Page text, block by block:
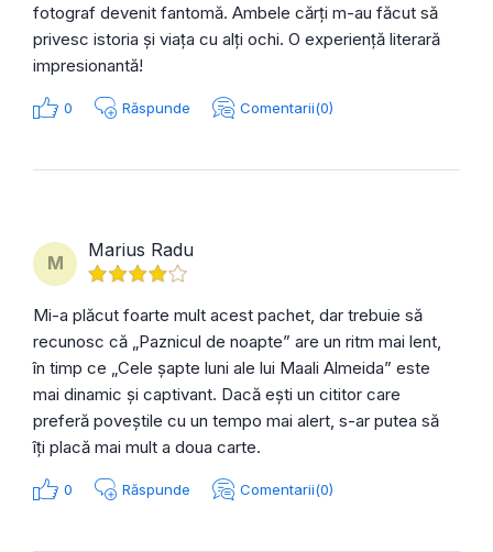
fotograf devenit fantomă. Ambele cărți m-au făcut să
privesc istoria și viața cu alți ochi. O experiență literară
impresionantă!
0 Răspunde Comentarii(0)
M
Marius Radu
Mi-a plăcut foarte mult acest pachet, dar trebuie să
recunosc că „Paznicul de noapte” are un ritm mai lent,
în timp ce „Cele șapte luni ale lui Maali Almeida” este
mai dinamic și captivant. Dacă ești un cititor care
preferă poveștile cu un tempo mai alert, s-ar putea să
îți placă mai mult a doua carte.
0 Răspunde Comentarii(0)